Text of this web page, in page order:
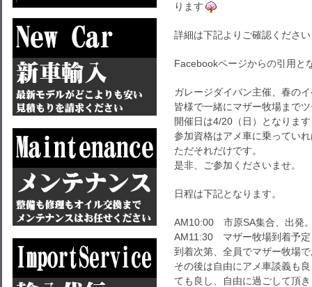
ります
詳細は下記よりご確認くださ
Facebookページからの引用と
ガレージダイバン主催、春の
皆様で一緒にマザー牧場まで
開催日は4/20（日）となりま
参加資格はアメ車に乗ってい
ただそれだけです。
是非、ご参加くださいませ。
日程は下記となります。
AM10:00 市原SA集合、出発
AM11:30 マザー牧場到着予定
到着次第、全員でマザー牧場
その後は自由にアメ車談義も
ても良し、自由に過ごして頂